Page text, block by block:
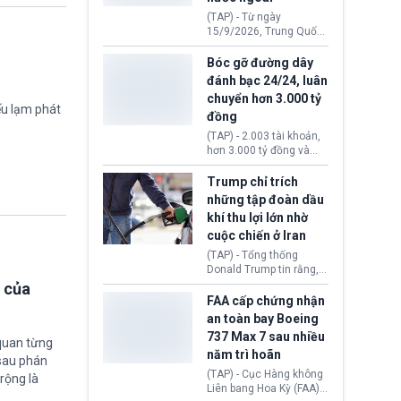
lạm phát
của
từng
phán
là
đến ổ dịch Salmonella
khiến ít nhất 110 người
mắc bệnh tại bang
Minnesota.
(TAP) - Từ ngày
15/9/2026, Trung Quốc
áp dụng quy định mới về
quản lý xuất nhập cảnh.
Một hành vi vi phạm giấy
tờ, xuất nhập cảnh trái
phép hay liên quan kiểm
soát công nghệ có thể
khiến công dân Trung
Quốc đối mặt lệnh cấm
xuất cảnh kéo dài tới 3
năm. Trong khi đó, người
nước ngoài sử dụng giấy
tờ giả có nguy cơ bị từ
chối nhập cảnh hoặc
cấm vào Trung Quốc tới
5 năm.
Bóc gỡ đường dây
đánh bạc 24/24, luân
chuyển hơn 3.000 tỷ
đồng
(TAP) - 2.003 tài khoản,
hơn 3.000 tỷ đồng và
một đường dây đánh
bạc xuyên quốc gia vận
hành 24/24 giờ vừa bị
Công an TP. Hải Phòng
(Việt Nam) bóc gỡ.
Trump chỉ trích
những tập đoàn dầu
khí thu lợi lớn nhờ
cuộc chiến ở Iran
(TAP) - Tổng thống
Donald Trump tin rằng, 2
tập đoàn dầu khí
ExxonMobil và Chevron
đã thu về lợi nhuận quá
lớn nhờ giá dầu tăng
mạnh suốt thời gian Hoa
Kỳ xảy ra xung đột ở
Iran. Trên cơ sở đó, lãnh
đạo Nhà Trắng kêu gọi
các doanh nghiệp cần
FAA cấp chứng nhận
an toàn bay Boeing
737 Max 7 sau nhiều
năm trì hoãn
(TAP) - Cục Hàng không
Liên bang Hoa Kỳ (FAA)